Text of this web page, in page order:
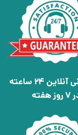
پشتیبانی آنلاین 24 ساعته
هفته